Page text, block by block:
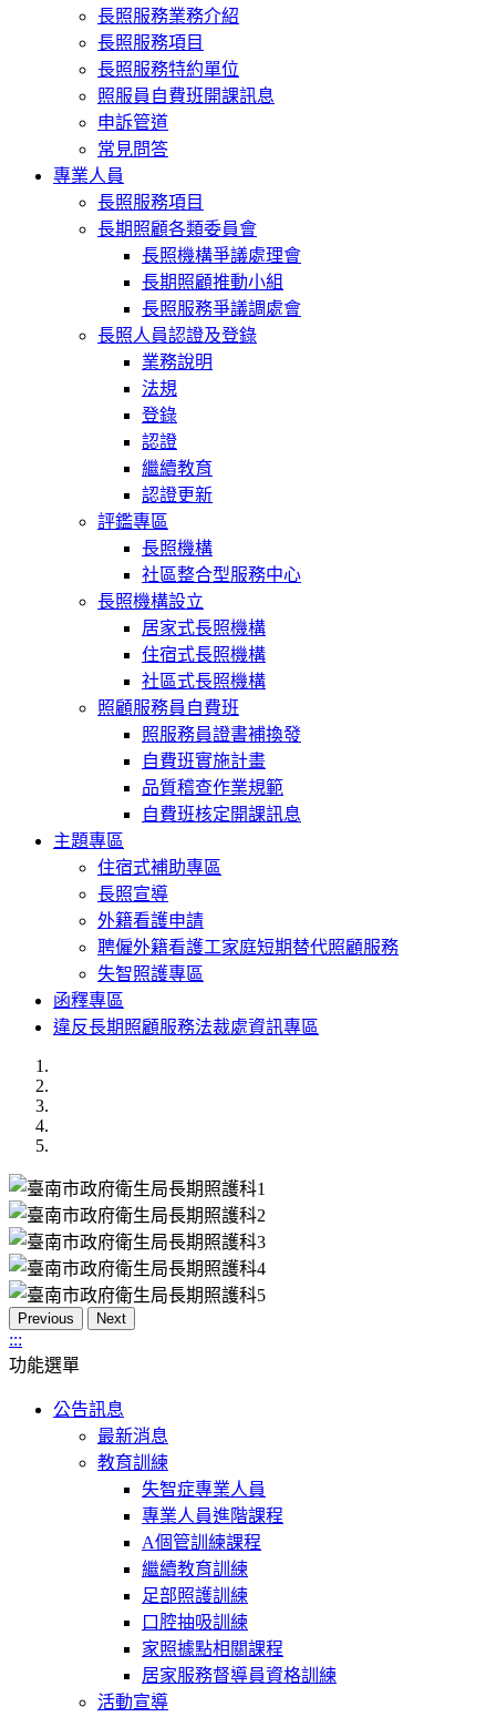
長照服務業務介紹
長照服務項目
長照服務特約單位
照服員自費班開課訊息
申訴管道
常見問答
專業人員
長照服務項目
長期照顧各類委員會
長照機構爭議處理會
長期照顧推動小組
長照服務爭議調處會
長照人員認證及登錄
業務說明
法規
登錄
認證
繼續教育
認證更新
評鑑專區
長照機構
社區整合型服務中心
長照機構設立
居家式長照機構
住宿式長照機構
社區式長照機構
照顧服務員自費班
照服務員證書補換發
自費班實施計畫
品質稽查作業規範
自費班核定開課訊息
主題專區
住宿式補助專區
長照宣導
外籍看護申請
聘僱外籍看護工家庭短期替代照顧服務
失智照護專區
函釋專區
違反長期照顧服務法裁處資訊專區
Previous Next
:::
功能選單
公告訊息
最新消息
教育訓練
失智症專業人員
專業人員進階課程
A個管訓練課程
繼續教育訓練
足部照護訓練
口腔抽吸訓練
家照據點相關課程
居家服務督導員資格訓練
活動宣導